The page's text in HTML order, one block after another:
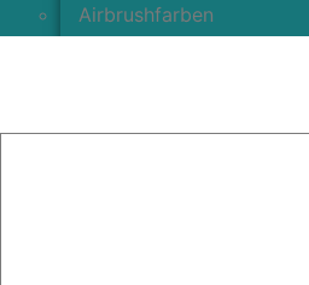
Airbrushfarben
Farbzusätze & Verdünner